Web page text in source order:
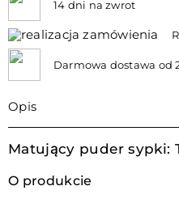
14 dni na zwrot
Darmowa dostawa od
Opis
Matujący puder sypki:
O produkcie